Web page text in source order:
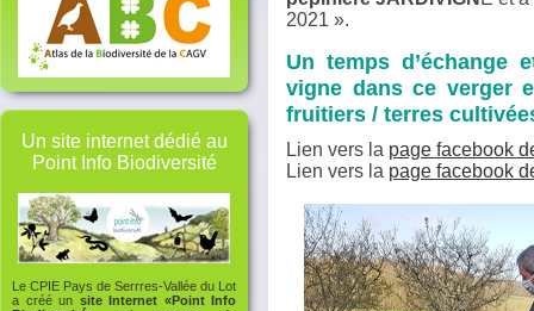
Un site internet dédié au
Point Info Biodiversité
Le CPIE Pays de Serrres-Vallée du Lot
a créé un site Internet «Point Info
2021 ».
Un temps d’échange
vigne dans ce verger
fruitiers / terres
Lien vers la page facebook
Lien vers la page facebook